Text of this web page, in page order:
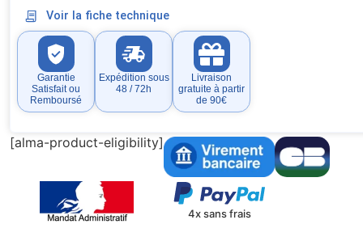
Voir la fiche technique
Garantie
Satisfait ou
Remboursé
Expédition sous
48 / 72h
Livraison
gratuite à partir
de 90€
[alma-product-eligibility]
4x sans frais